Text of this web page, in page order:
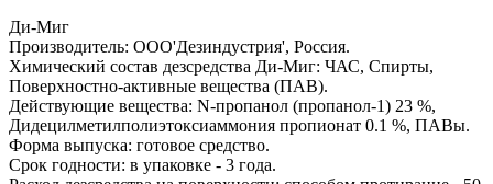
Ди-Миг
Производитель: ООО'Дезиндустрия', Россия.
Химический состав дезсредства Ди-Миг: ЧАС, Спирты,
Поверхностно-активные вещества (ПАВ).
Действующие вещества: N-пропанол (пропанол-1) 23 %,
Дидецилметилполиэтоксиаммония пропионат 0.1 %, ПАВы.
Форма выпуска: готовое средство.
Срок годности: в упаковке - 3 года.